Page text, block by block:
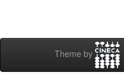
Theme by